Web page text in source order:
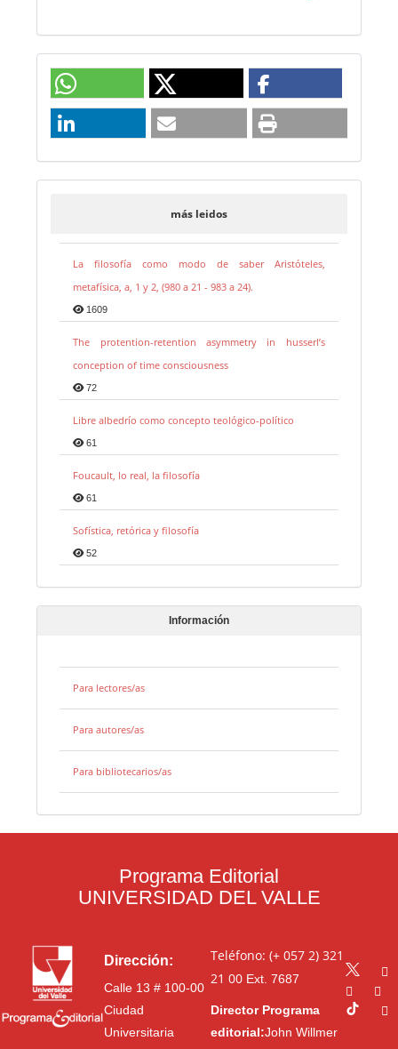
más leidos
La filosofía como modo de saber Aristóteles,
metafísica, a, 1 y 2, (980 a 21 - 983 a 24).
1609
The protention-retention asymmetry in husserl’s
conception of time consciousness
72
Libre albedrío como concepto teológico-político
61
Foucault, lo real, la filosofía
61
Sofística, retórica y filosofía
52
Información
Para lectores/as
Para autores/as
Para bibliotecarios/as
Programa Editorial
UNIVERSIDAD DEL VALLE
Dirección:
Calle 13 # 100-00
Ciudad
Universitaria
Teléfono: (+ 057 2) 321
21 00Ext. 7687
Director Programa
editorial:John Willmer